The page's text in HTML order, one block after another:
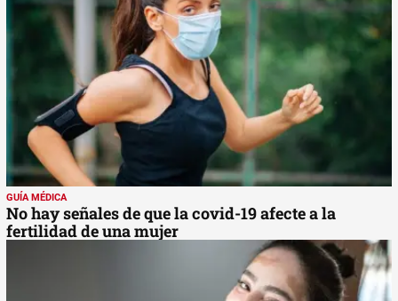
GUÍA MÉDICA
No hay señales de que la covid-19 afecte a la
fertilidad de una mujer